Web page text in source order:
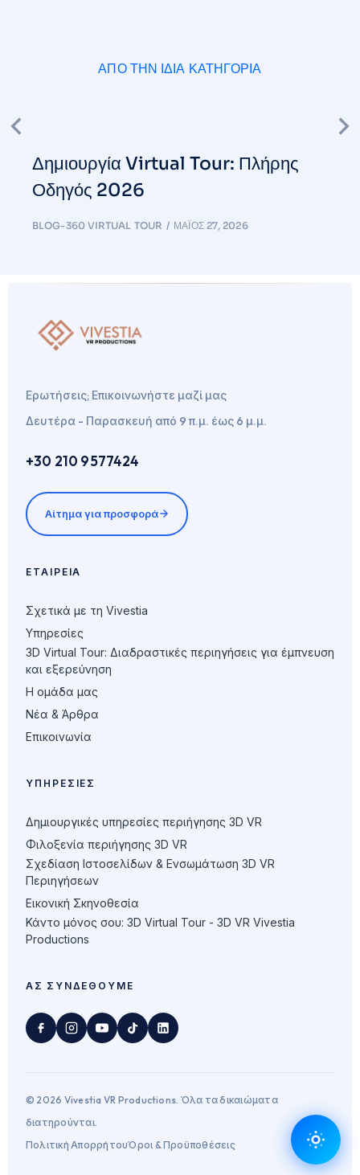
ΑΠΌ ΤΗΝ ΊΔΙΑ ΚΑΤΗΓΟΡΊΑ
Δημιουργία Virtual Tour: Πλήρης
Οδηγός 2026
BLOG-360 VIRTUAL TOUR ΜΆΙΟΣ 27, 2026
Ερωτήσεις; Επικοινωνήστε μαζί μας
Δευτέρα - Παρασκευή από 9 π.μ. έως 6 μ.μ.
+30 210 9577424
Αίτημα για προσφορά
ΕΤΑΙΡΕΊΑ
Σχετικά με τη Vivestia
Υπηρεσίες
3D Virtual Tour: Διαδραστικές περιηγήσεις για έμπνευση
και εξερεύνηση
Η ομάδα μας
Νέα & Άρθρα
Επικοινωνία
ΥΠΗΡΕΣΊΕΣ
Δημιουργικές υπηρεσίες περιήγησης 3D VR
Φιλοξενία περιήγησης 3D VR
Σχεδίαση Ιστοσελίδων & Ενσωμάτωση 3D VR
Περιηγήσεων
Εικονική Σκηνοθεσία
Κάντο μόνος σου: 3D Virtual Tour - 3D VR Vivestia
Productions
ΑΣ ΣΥΝΔΕΘΟΎΜΕ
© 2026 Vivestia VR Productions. Όλα τα δικαιώματα
διατηρούνται.
Πολιτική ΑπορρήτουΌροι & Προϋποθέσεις